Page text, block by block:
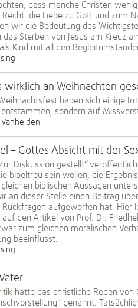
dass manche Christen
die Liebe zu Gott und zum
wir die Bedeutung des
das Sterben von Jesus am Kreuz
Kind mit all den
wirklich an Weihnachten
haben sich einige
sondern auf
– Gottes Absicht mit der
Diskussion gestellt“
bibeltreu sein wollen, die
gleichen biblischen Aussagen
an dieser Stelle einen Beitrag
Rückfragen aufgeworfen hat. Hier
auf den Artikel von Prof. Dr.
zum gleichen moralischen
beeinflusst.
hatte das christliche Reden
genannt.